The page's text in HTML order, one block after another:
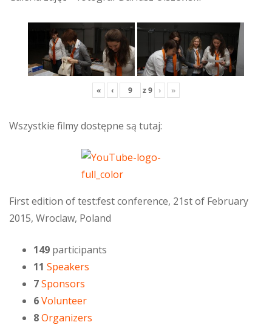
« ‹ z9 › »
Wszystkie filmy dostępne są tutaj:
First edition of test:fest conference, 21st of February
2015, Wroclaw, Poland
149 participants
11 Speakers
7Sponsors
6Volunteer
8Organizers